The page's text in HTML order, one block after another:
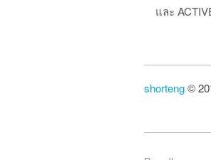
และ
shorteng©